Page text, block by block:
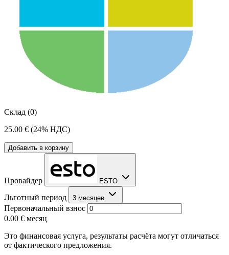
Склад (0)
25.00 € (24% НДС)
Добавить в корзину
Провайдер ESTO
Льготный период 3 месяцев
Первоначальный взнос
0.00 € месяц
Это финансовая услуга, результаты расчёта могут отличаться
от фактического предложения.